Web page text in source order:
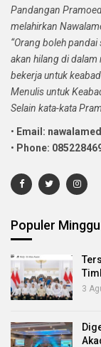
Pandangan
melahirkan
“Orang boleh
akan hilang di dalam
bekerja untuk
Menulis untuk
Selain kata-kata
• Email:
• Phone:
Populer
3